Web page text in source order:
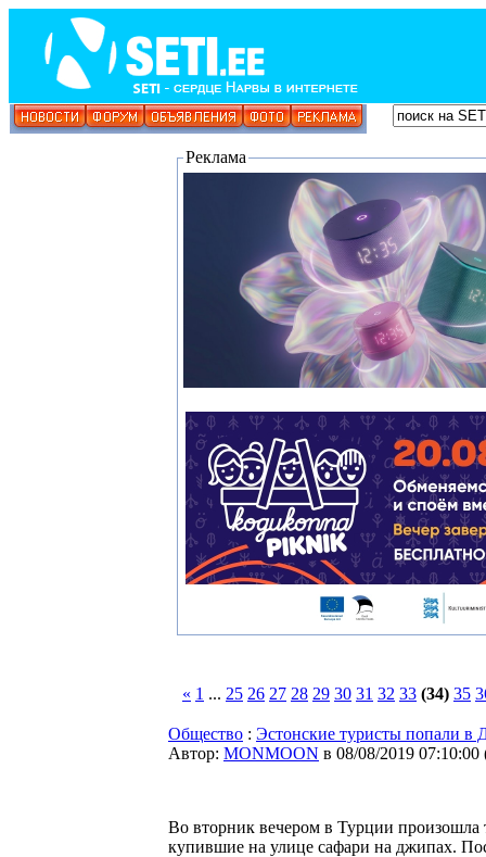
Реклама
« 1 ... 25 26 27 28 29 30 31 32 33 (34) 35
Общество : Эстонские туристы попали в
Автор: MONMOON в 08/08/2019 07:10:00
Во вторник вечером в Турции произошла
купившие на улице сафари на джипах.